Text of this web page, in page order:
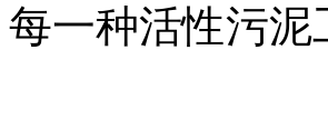
每一种活性污